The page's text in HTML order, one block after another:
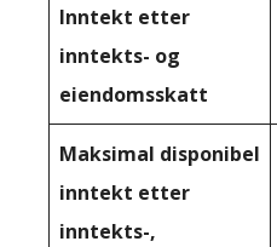
Inntekt etter
inntekts- og
eiendomsskatt
Maksimal disponibel
inntekt etter
inntekts-,